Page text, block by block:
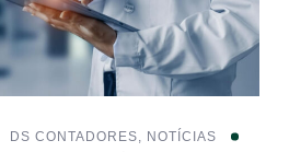
DS CONTADORES, NOTÍCIAS